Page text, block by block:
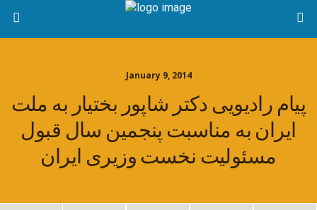
January 9, 2014
پیام رادیویی دکتر شاپور بختیار به ملت
ایران به مناسبت پنجمین سال قبول
مسئولیت نخست وزیری ایران